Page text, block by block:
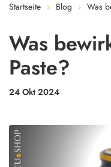
Startseite Blog Was
Was
Paste?
24 Okt 2024